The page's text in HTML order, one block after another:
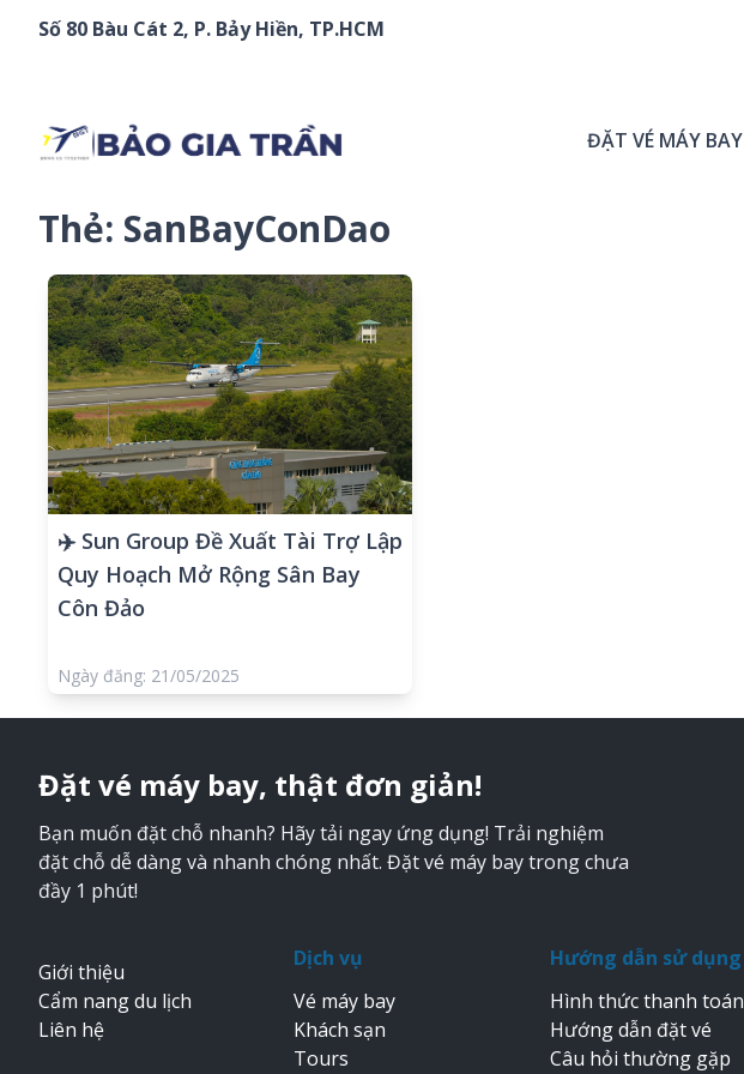
Chuyển đến phần nội dung
Số 80 Bàu Cát 2, P. Bảy Hiền, TP.HCM
ĐẶT VÉ MÁY BAY
Thẻ: SanBayConDao
✈️ Sun Group Đề Xuất Tài Trợ Lập
Quy Hoạch Mở Rộng Sân Bay
Côn Đảo
Ngày đăng: 21/05/2025
Đặt vé máy bay, thật đơn giản!
Bạn muốn đặt chỗ nhanh? Hãy tải ngay ứng dụng! Trải nghiệm
đặt chỗ dễ dàng và nhanh chóng nhất. Đặt vé máy bay trong chưa
đầy 1 phút!
Giới thiệu
Cẩm nang du lịch
Liên hệ
Dịch vụ
Vé máy bay
Khách sạn
Tours
Hướng dẫn sử dụng
Hình thức thanh toán
Hướng dẫn đặt vé
Câu hỏi thường gặp